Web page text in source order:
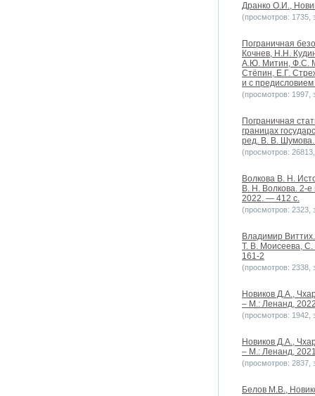
Дранко О.И.,
(просмотров: 1735,
Пограничная
Кочнев, Н.Н.
А.Ю. Митин, Ф.С.
Стёпин, Е.Г.
и с
(просмотров: 1997,
Пограничная
границах
ред. В. В.
(просмотров:
Волкова В. Н.
В. Н. Волкова.
2022. — 412 с.
(просмотров: 2323,
Владимир
Т. В. Моисеева, С.
161-2
(просмотров: 2338,
Новиков Д.А.,
– М.: Ленанд,
(просмотров: 1942,
Новиков Д.А.,
– М.: Ленанд,
(просмотров: 2837,
Белов М.В.,